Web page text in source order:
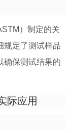
）制定的关
规定了测试样品
确保测试结果的
际应用